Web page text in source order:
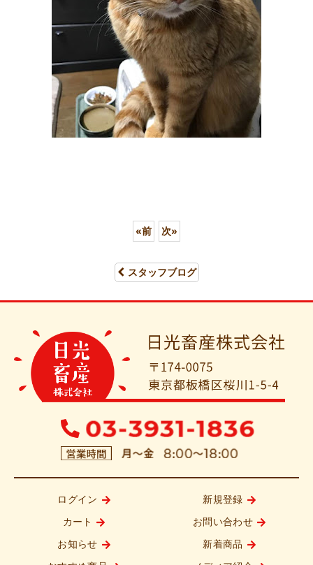
«前 次»
スタッフブログ
ログイン 新規登録
カート お問い合わせ
お知らせ 新着商品